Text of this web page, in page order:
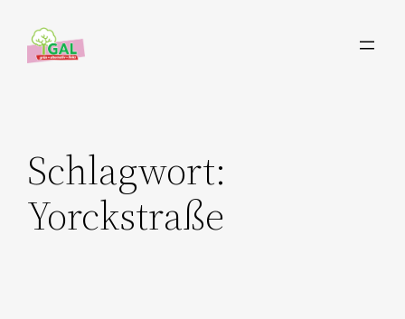
Inhalt
springen
Schlagwort:
Yorckstraße